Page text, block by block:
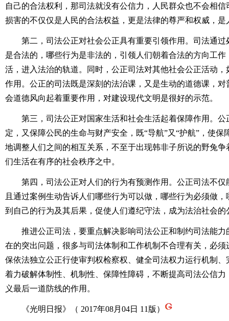
自己的合法权利，那司法就没有公信力，人民群众也不会相
损害的不仅仅是人民的合法权益，更是法律的尊严和权威，
第二，司法公正对社会公正具有重要引领作用。司法通过
是合法的，哪些行为是非法的，引领人们朝着合法的方向工
活，进入法治的轨道。同时，公正司法对其他社会公正活动
作用。公正的司法既是深刻的法治课，又是生动的道德课，
会道德风向起着重要作用，对建设现代文明是很好的示范。
第三，司法公正对国家生活和社会生活起着保障作用。公
定，又保障公民的生命与财产安全，既“导航”又“护航”，使
地调整人们之间的相互关系，不至于出现韩非子所说的野兔
们生活在有序的社会秩序之中。
第四，司法公正对人们的行为有预测作用。公正司法不仅
且通过案例生动告诉人们哪些行为可以做，哪些行为必须做
到自己的行为及其后果，促使人们遵纪守法，成为法治社会的
推进公正司法，要重点解决影响司法公正和制约司法能力
在的突出问题，很多与司法体制和工作机制不合理有关，必
保依法独立公正行使审判权检察权、健全司法权力运行机制
着力破解体制性、机制性、保障性障碍，不断提高司法公信
义最后一道防线的作用。
《光明日报》（ 2017年08月04日 11版）